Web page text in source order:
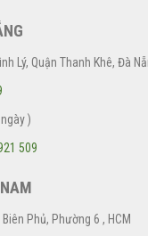
Lý, Quận Thanh Khê, Đà
)
509
Phủ, Phường 6 , HCM